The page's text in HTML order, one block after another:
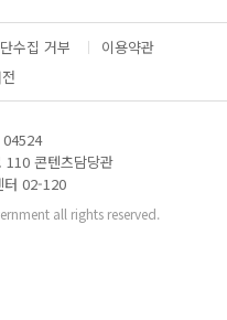
서
다
운
수집 거부
이용약관
04524
110 콘텐츠담당관
터 02-120
all rights reserved.